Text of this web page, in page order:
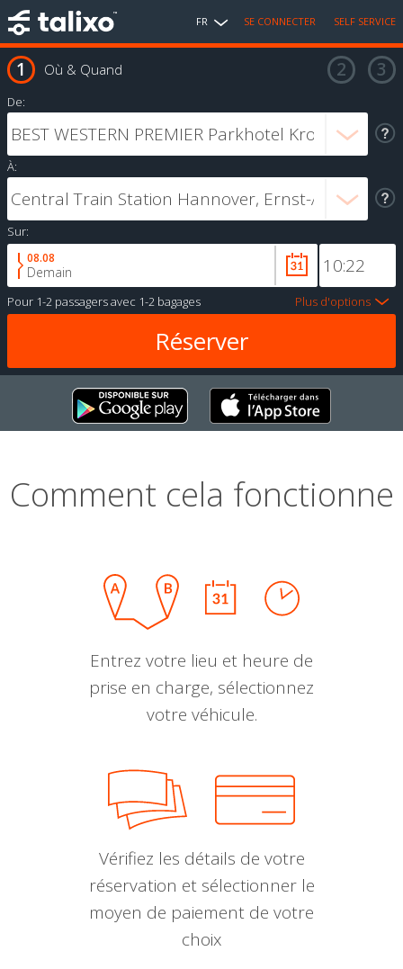
FR SE CONNECTER SELF SERVICE
Où & Quand
De:
À:
Sur:
08.08
Demain
Pour 1-2 passagersavec 1-2 bagages Plus d'options
Comment cela fonctionne
Entrez votre lieu et heure de
prise en charge, sélectionnez
votre véhicule.
Vérifiez les détails de votre
réservation et sélectionner le
moyen de paiement de votre
choix